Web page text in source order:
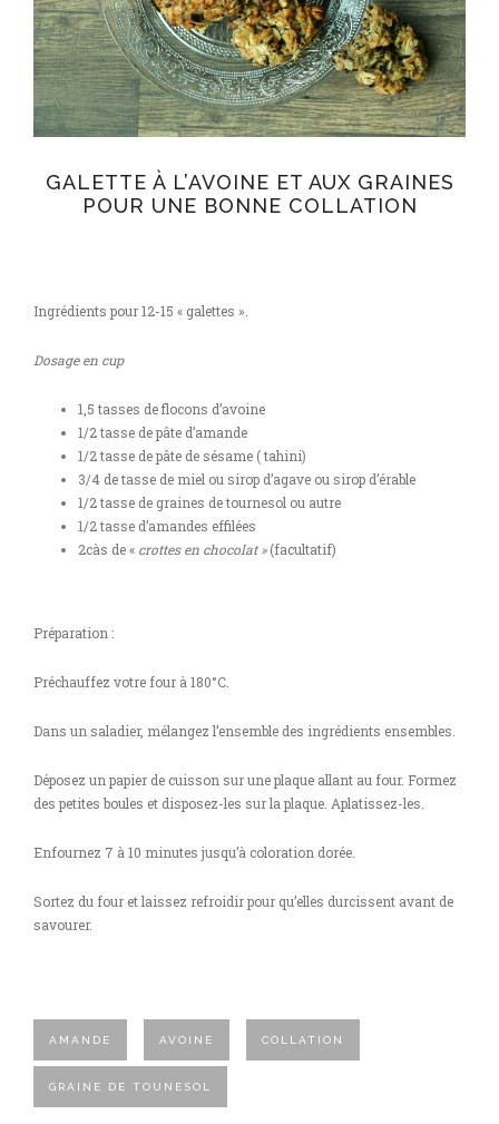
GALETTE À L’AVOINE ET AUX GRAINES
POUR UNE BONNE COLLATION
Ingrédients pour 12-15 « galettes ».
Dosage en cup
1,5 tasses de flocons d’avoine
1/2 tasse de pâte d’amande
1/2 tasse de pâte de sésame ( tahini)
3/4 de tasse de miel ou sirop d’agave ou sirop d’érable
1/2 tasse de graines de tournesol ou autre
1/2 tasse d’amandes effilées
2càs de « crottes en chocolat »(facultatif)
Préparation :
Préchauffez votre four à 180°C.
Dans un saladier, mélangez l’ensemble des ingrédients ensembles.
Déposez un papier de cuisson sur une plaque allant au four. Formez
des petites boules et disposez-les sur la plaque. Aplatissez-les.
Enfournez 7 à 10 minutes jusqu’à coloration dorée.
Sortez du four et laissez refroidir pour qu’elles durcissent avant de
savourer.
AMANDE AVOINE COLLATION
GRAINE DE TOUNESOL